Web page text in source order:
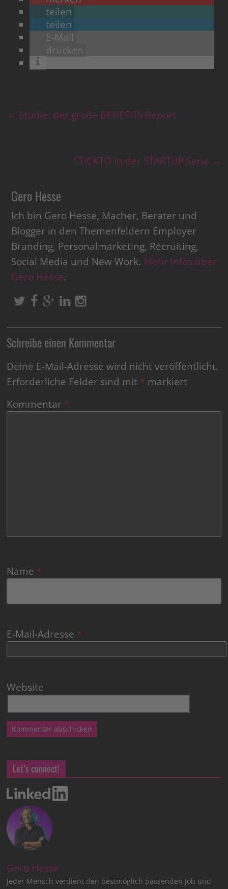
teilen
teilen
E-Mail
drucken
← Studie: der große BENEFITS Report
STICKTO in der STARTUP Serie →
Gero Hesse
Ich bin Gero Hesse, Macher, Berater und
Blogger in den Themenfeldern Employer
Branding, Personalmarketing, Recruiting,
Social Media und New Work. Mehr Infos über
Gero Hesse.
Schreibe einen Kommentar
Deine E-Mail-Adresse wird nicht veröffentlicht.
Erforderliche Felder sind mit * markiert
Kommentar *
Name *
E-Mail-Adresse *
Website
Let’s connect!
Gero Hesse
Jeder Mensch verdient den bestmöglich passenden Job und